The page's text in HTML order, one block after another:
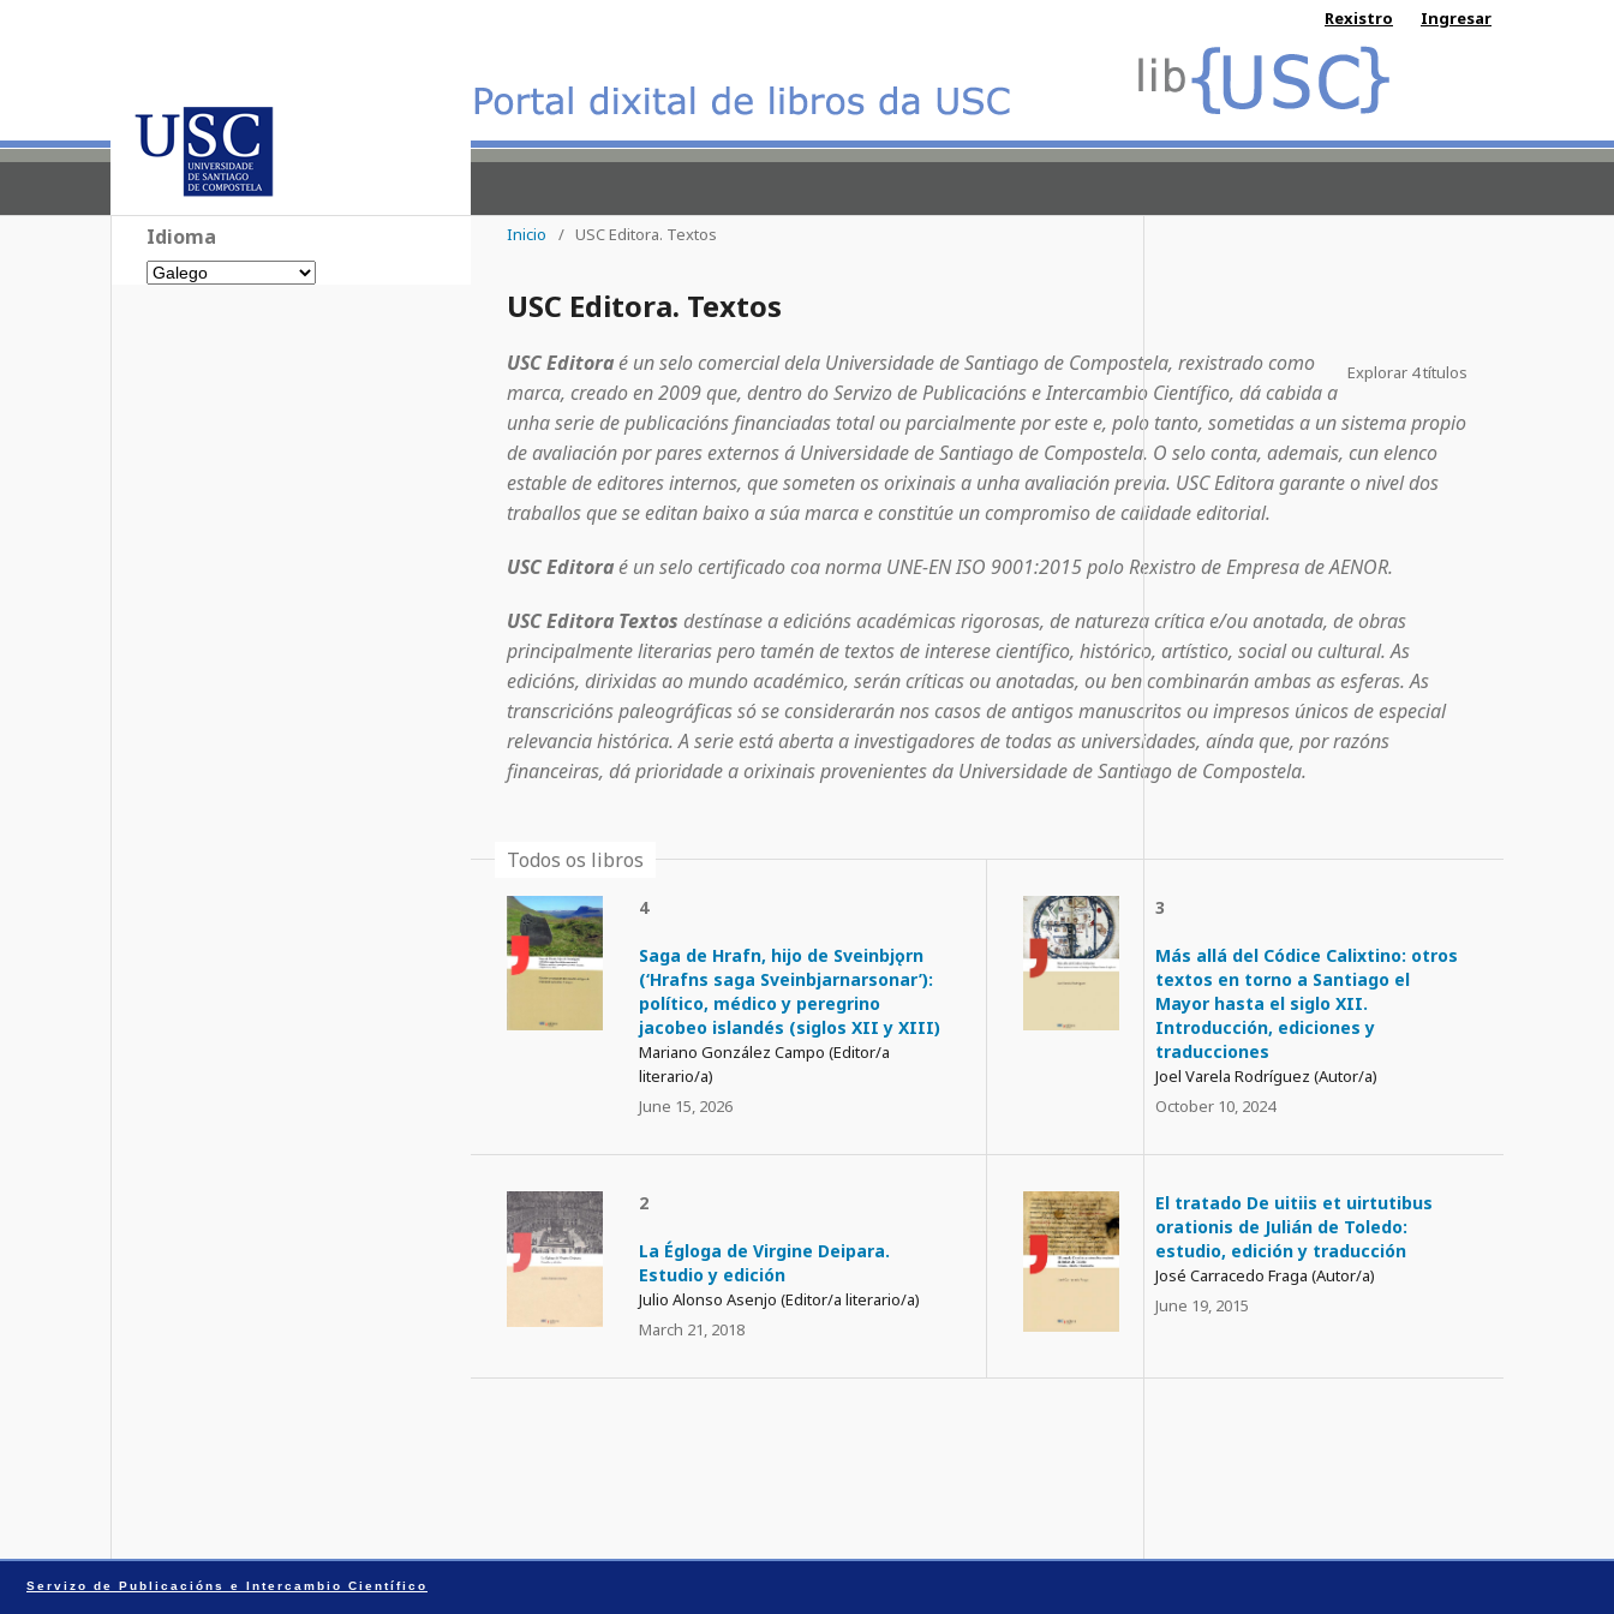
Rexistro Ingresar
Inicio / USC Editora. Textos
USC Editora. Textos
Explorar 4 títulos
USC Editoraé un selo comercial dela Universidade de Santiago de Compostela, rexistrado como
marca, creado en 2009 que, dentro do Servizo de Publicacións e Intercambio Científico, dá cabida a
unha serie de publicacións financiadas total ou parcialmente por este e, polo tanto, sometidas a un sistema propio
de avaliación por pares externos á Universidade de Santiago de Compostela. O selo conta, ademais, cun elenco
estable de editores internos, que someten os orixinais a unha avaliación previa. USC Editora garante o nivel dos
traballos que se editan baixo a súa marca e constitúe un compromiso de calidade editorial.
USC Editoraé un selo certificado coa norma UNE-EN ISO 9001:2015 polo Rexistro de Empresa de AENOR.
USC Editora Textos destínase a edicións académicas rigorosas, de natureza crítica e/ou anotada, de obras
principalmente literarias pero tamén de textos de interese científico, histórico, artístico, social ou cultural. As
edicións, dirixidas ao mundo académico, serán críticas ou anotadas, ou ben combinarán ambas as esferas. As
transcricións paleográficas só se considerarán nos casos de antigos manuscritos ou impresos únicos de especial
relevancia histórica. A serie está aberta a investigadores de todas as universidades, aínda que, por razóns
financeiras, dá prioridade a orixinais provenientes da Universidade de Santiago de Compostela.
Todos os libros
4
Saga de Hrafn, hijo de Sveinbjǫrn
(‘Hrafns saga Sveinbjarnarsonar’):
político, médico y peregrino
jacobeo islandés (siglos XII y XIII)
Mariano González Campo (Editor/a
literario/a)
June 15, 2026
3
Más allá del Códice Calixtino: otros
textos en torno a Santiago el
Mayor hasta el siglo XII.
Introducción, ediciones y
traducciones
Joel Varela Rodríguez (Autor/a)
October 10, 2024
2
La Égloga de Virgine Deipara.
Estudio y edición
Julio Alonso Asenjo (Editor/a literario/a)
March 21, 2018
El tratado De uitiis et uirtutibus
orationis de Julián de Toledo:
estudio, edición y traducción
José Carracedo Fraga (Autor/a)
June 19, 2015
Idioma
Servizo de Publicacións e Intercambio Científico